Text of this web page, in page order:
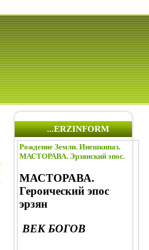
...ERZINFORM
Рождение Земли. Инешкипаз.
МАСТОРАВА. Эрзянский эпос.
МАСТОРАВА.
Героический эпос
эрзян
ВЕК БОГОВ